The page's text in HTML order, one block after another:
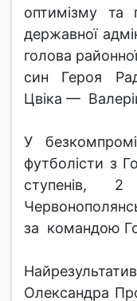
оптимізму та
державної
голова
син Героя
Цвіка —
У
футболісти з
ступенів,
за командою
Олександра